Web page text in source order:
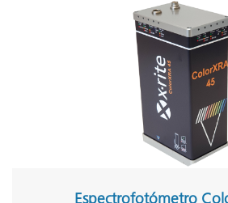
Espectrofotómetro